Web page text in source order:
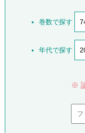
巻数で探す
年代で探す
※